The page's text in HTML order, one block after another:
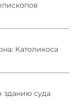
Католикоса
зданию суда